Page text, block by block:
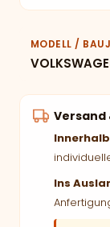
MODELL /
Versand
Ins